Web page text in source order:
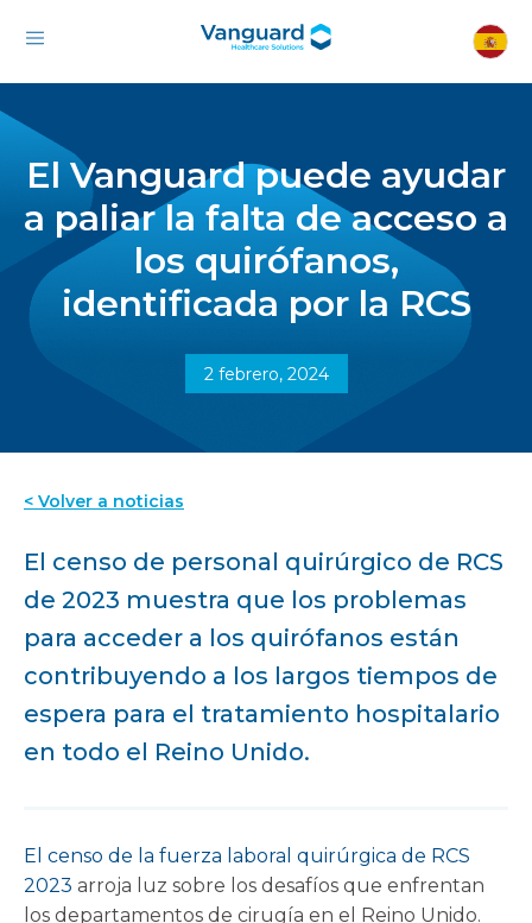
El Vanguard puede ayudar
a paliar la falta de acceso a
los quirófanos,
identificada por la RCS
2 febrero, 2024
< Volver a noticias
El censo de personal quirúrgico de RCS
de 2023 muestra que los problemas
para acceder a los quirófanos están
contribuyendo a los largos tiempos de
espera para el tratamiento hospitalario
en todo el Reino Unido.
El censo de la fuerza laboral quirúrgica de RCS
2023 arroja luz sobre los desafíos que enfrentan
los departamentos de cirugía en el Reino Unido.